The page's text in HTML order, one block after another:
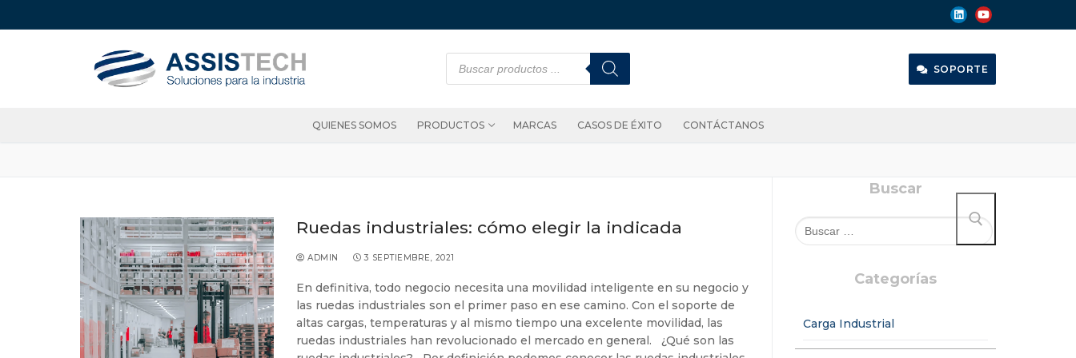
SOPORTE
QUIENES SOMOS PRODUCTOS MARCAS CASOS DE ÉXITO CONTÁCTANOS
Ruedas industriales: cómo elegir la indicada
ADMIN 3 SEPTIEMBRE, 2021
En definitiva, todo negocio necesita una movilidad inteligente en su negocio y
las ruedas industriales son el primer paso en ese camino. Con el soporte de
altas cargas, temperaturas y al mismo tiempo una excelente movilidad, las
ruedas industriales han revolucionado el mercado en general. ¿Qué son las
Buscar
Categorías
Carga Industrial